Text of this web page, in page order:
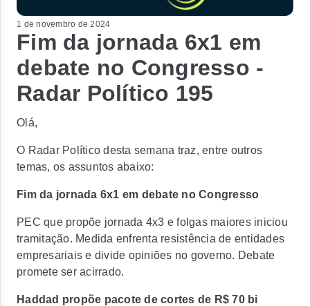
1 de novembro de 2024
Fim da jornada 6x1 em
debate no Congresso -
Radar Político 195
Olá,
O Radar Político desta semana traz, entre outros
temas, os assuntos abaixo:
Fim da jornada 6x1 em debate no Congresso
PEC que propõe jornada 4x3 e folgas maiores iniciou
tramitação. Medida enfrenta resistência de entidades
empresariais e divide opiniões no governo. Debate
promete ser acirrado.
Haddad propõe pacote de cortes de R$ 70 bi